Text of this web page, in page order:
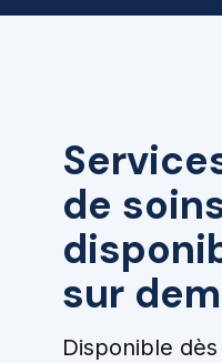
de
sur
Disponible